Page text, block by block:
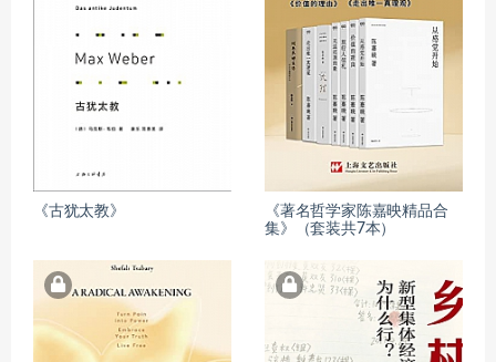
《古犹太教》
《著名哲学家陈嘉映精品合
集》（套装共7本）